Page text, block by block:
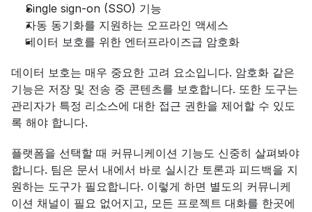
Single sign-on (SSO) 기능
자동 동기화를 지원하는 오프라인 액세스
데이터 보호를 위한 엔터프라이즈급 암호화
데이터 보호는 매우 중요한 고려 요소입니다. 암호화 같은
기능은 저장 및 전송 중 콘텐츠를 보호합니다. 또한 도구는
관리자가 특정 리소스에 대한 접근 권한을 제어할 수 있도
록 해야 합니다.
플랫폼을 선택할 때 커뮤니케이션 기능도 신중히 살펴봐야
합니다. 팀은 문서 내에서 바로 실시간 토론과 피드백을 지
원하는 도구가 필요합니다. 이렇게 하면 별도의 커뮤니케
이션 채널이 필요 없어지고, 모든 프로젝트 대화를 한곳에